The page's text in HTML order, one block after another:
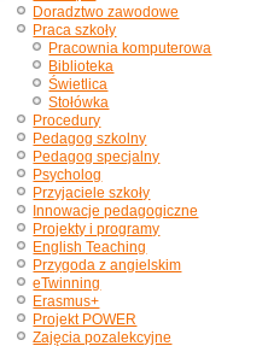
Doradztwo zawodowe
Praca szkoły
Pracownia komputerowa
Biblioteka
Świetlica
Stołówka
Procedury
Pedagog szkolny
Pedagog specjalny
Psycholog
Przyjaciele szkoły
Innowacje pedagogiczne
Projekty i programy
English Teaching
Przygoda z angielskim
eTwinning
Erasmus+
Projekt POWER
Zajęcia pozalekcyjne